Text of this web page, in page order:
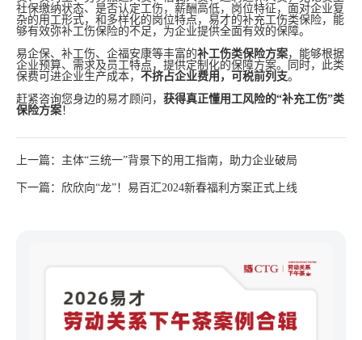
社保缴纳状态、是否认定工伤，薪酬高低，岗位特征，面对企业复
杂的用工形式，和多样化的岗位特点，易才的补充工伤类保险，能
够有效弥补工伤保险的不足，为企业提供全面有效的保障。
易企保、补工伤、企福安康等丰富的补工伤类保险方案，能够根据
企业预算、需求及员工特点，提供定制化的保障方案。同时，此类
保费可进企业生产成本， 不挤占企业费用，可税前列支。
赶紧咨询您身边的易才顾问， 获得真正懂用工风险的“补充工伤”类
保险方案！
上一篇：主体“三统一”背景下的用工指南，助力企业破局
下一篇：欣欣向“龙”！易百汇2024新春福利方案正式上线